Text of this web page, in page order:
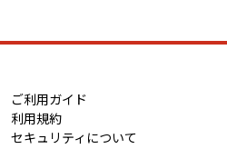
ご利用ガイド
利用規約
セキュリティについて